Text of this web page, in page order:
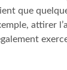
que
attirer